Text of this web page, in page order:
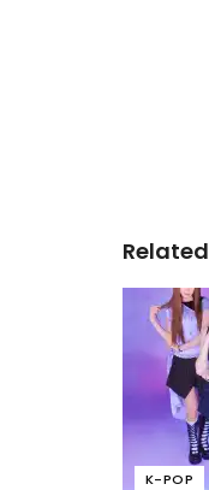
Related
K-POP